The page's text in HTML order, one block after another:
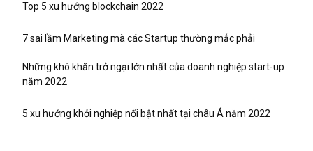
Top 5 xu hướng blockchain 2022
7 sai lầm Marketing mà các Startup thường mắc phải
Những khó khăn trở ngại lớn nhất của doanh nghiệp start-up
năm 2022
5 xu hướng khởi nghiệp nổi bật nhất tại châu Á năm 2022